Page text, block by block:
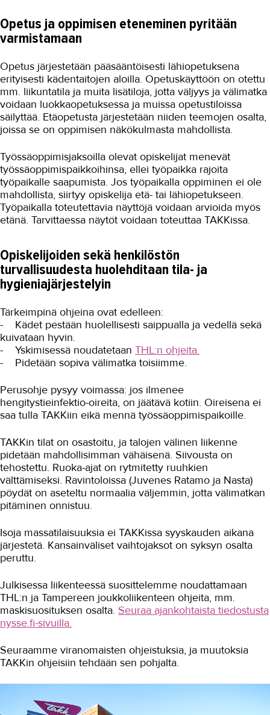
Opetus ja oppimisen eteneminen pyritään
varmistamaan
Opetus järjestetään pääsääntöisesti lähiopetuksena
erityisesti kädentaitojen aloilla. Opetuskäyttöön on otettu
mm. liikuntatila ja muita lisätiloja, jotta väljyys ja välimatka
voidaan luokkaopetuksessa ja muissa opetustiloissa
säilyttää. Etäopetusta järjestetään niiden teemojen osalta,
joissa se on oppimisen näkökulmasta mahdollista.
Työssäoppimisjaksoilla olevat opiskelijat menevät
työssäoppimispaikkoihinsa, ellei työpaikka rajoita
työpaikalle saapumista. Jos työpaikalla oppiminen ei ole
mahdollista, siirtyy opiskelija etä- tai lähiopetukseen.
Työpaikalla toteutettavia näyttöjä voidaan arvioida myös
etänä. Tarvittaessa näytöt voidaan toteuttaa TAKKissa.
Opiskelijoiden sekä henkilöstön
turvallisuudesta huolehditaan tila- ja
hygieniajärjestelyin
Tärkeimpinä ohjeina ovat edelleen:
- Kädet pestään huolellisesti saippualla ja vedellä sekä
kuivataan hyvin.
- Yskimisessä noudatetaan THL:n ohjeita.
- Pidetään sopiva välimatka toisiimme.
Perusohje pysyy voimassa: jos ilmenee
hengitystieinfektio-oireita, on jäätävä kotiin. Oireisena ei
saa tulla TAKKiin eikä mennä työssäoppimispaikoille.
TAKKin tilat on osastoitu, ja talojen välinen liikenne
pidetään mahdollisimman vähäisenä. Siivousta on
tehostettu. Ruoka-ajat on rytmitetty ruuhkien
välttämiseksi. Ravintoloissa (Juvenes Ratamo ja Nasta)
pöydät on aseteltu normaalia väljemmin, jotta välimatkan
pitäminen onnistuu.
Isoja massatilaisuuksia ei TAKKissa syyskauden aikana
järjestetä. Kansainväliset vaihtojaksot on syksyn osalta
peruttu.
Julkisessa liikenteessä suosittelemme noudattamaan
THL:n ja Tampereen joukkoliikenteen ohjeita, mm.
maskisuosituksen osalta. Seuraa ajankohtaista tiedostusta
nysse.fi-sivuilla.
Seuraamme viranomaisten ohjeistuksia, ja muutoksia
TAKKin ohjeisiin tehdään sen pohjalta.